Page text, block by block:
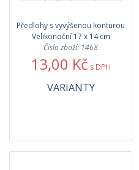
Předlohy s vyvýšenou konturou
Velikonoční 17 x 14 cm
Číslo zboží: 1468
13,00 Kč s DPH
VARIANTY